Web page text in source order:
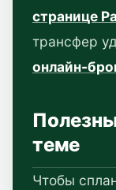
странице
трансфер
онлайн-
теме
Чтобы